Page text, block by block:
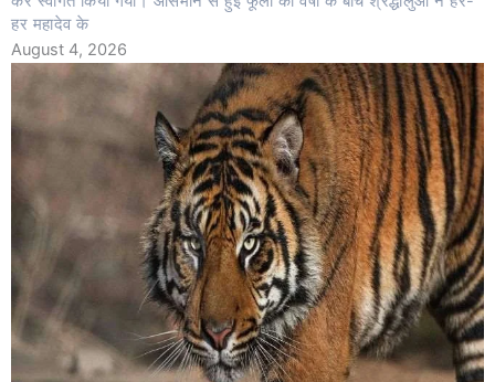
हर महादेव के
August 4, 2026